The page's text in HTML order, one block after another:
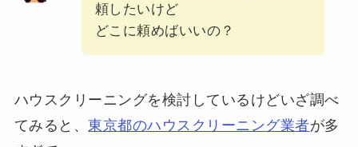
頼したいけど
どこに頼めばいいの？
ハウスクリーニングを検討しているけどいざ調べ
てみると、東京都のハウスクリーニング業者が多